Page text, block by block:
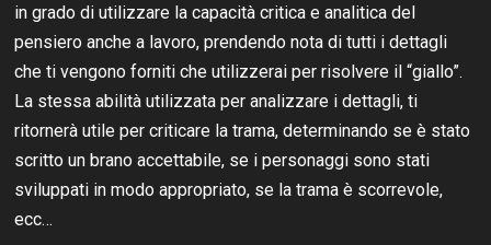
in grado di utilizzare la capacità critica e analitica del
pensiero anche a lavoro, prendendo nota di tutti i dettagli
che ti vengono forniti che utilizzerai per risolvere il “giallo”.
La stessa abilità utilizzata per analizzare i dettagli, ti
ritornerà utile per criticare la trama, determinando se è stato
scritto un brano accettabile, se i personaggi sono stati
sviluppati in modo appropriato, se la trama è scorrevole,
ecc…